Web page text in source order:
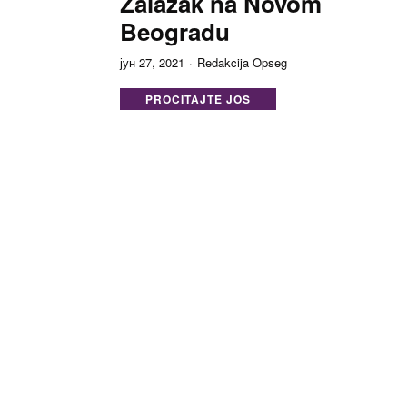
Beogradu
јун 27, 2021 Redakcija Opseg
PROČITAJTE JOŠ